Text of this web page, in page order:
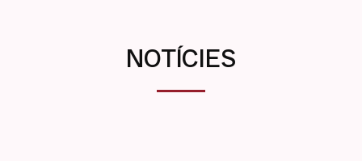
NOTÍCIES